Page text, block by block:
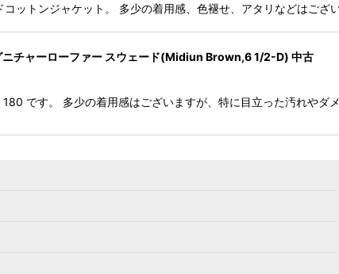
トンジャケット。 多少の着用感、色褪せ、アタリなどはござ
チャーローファー スウェード(Midiun Brown,6 1/2-D) 中古
です。 多少の着用感はございますが、特に目立った汚れやダ